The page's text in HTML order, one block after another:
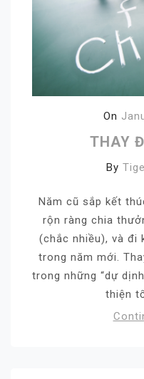
On
THAY
By
Năm cũ sắp kết
rộn ràng chia
(chắc nhiều), và đi
trong năm mới.
trong những “dự
thiện